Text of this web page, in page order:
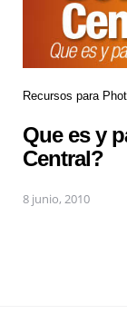
Recursos para
Que es y
Central?
8 junio, 2010